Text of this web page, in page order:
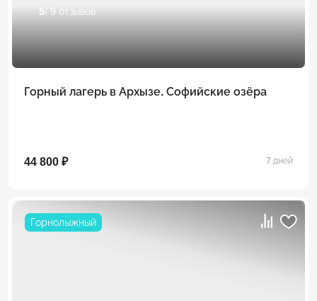
5/ 9 отзывов
Горный лагерь в Архызе. Софийские озёра
44 800 ₽ 7 дней
Горнолыжный